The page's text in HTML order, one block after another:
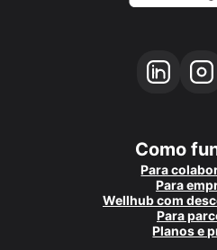
Como
Para
Para
Wellhub com
Para
Planos e